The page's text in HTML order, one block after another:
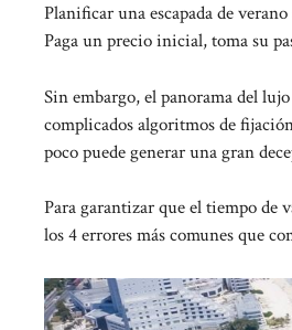
Planificar una escapada de
Paga un precio inicial, toma su
Sin embargo, el panorama del
complicados algoritmos de
poco puede generar una gran
Para garantizar que el tiempo de
los 4 errores más comunes que